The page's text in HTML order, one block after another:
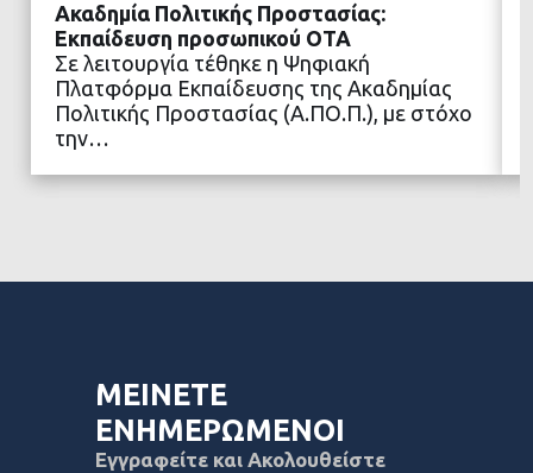
ΔΙΑΒΑΣΤΕ ΠΕΡΙΣΣΟΤΕΡΑ
Ακαδημία Πολιτικής Προστασίας:
Εκπαίδευση προσωπικού ΟΤΑ
Σε λειτουργία τέθηκε η Ψηφιακή
Πλατφόρμα Εκπαίδευσης της Ακαδημίας
Πολιτικής Προστασίας (Α.ΠΟ.Π.), με στόχο
την…
ΜΕΙΝΕΤΕ
ΕΝΗΜΕΡΩΜΕΝΟΙ
Εγγραφείτε και Ακολουθείστε